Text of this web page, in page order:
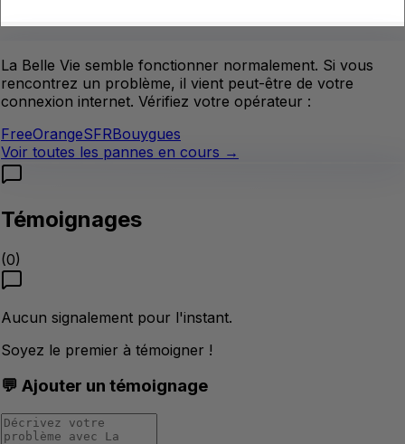
La Belle Vie semble fonctionner normalement. Si vous
rencontrez un problème, il vient peut-être de votre
connexion internet. Vérifiez votre opérateur :
FreeOrangeSFRBouygues
Voir toutes les pannes en cours →
Témoignages
(0)
Aucun signalement pour l'instant.
Soyez le premier à témoigner !
💬 Ajouter un témoignage